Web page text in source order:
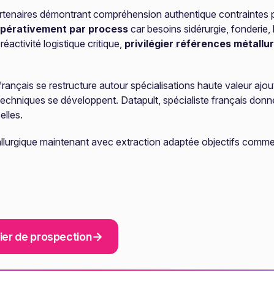
démontrant compréhension authentique
par process car besoins sidérurgie,
logistique critique, privilégier références
se restructure autour spécialisations haute valeur
se développent. Datapult, spécialiste français
maintenant avec extraction adaptée objectifs
de prospection